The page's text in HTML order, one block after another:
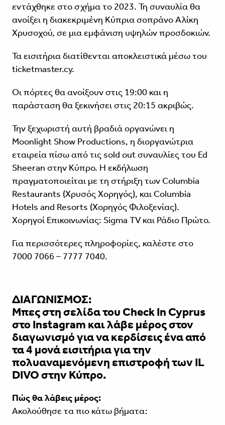
εντάχθηκε στο σχήμα το 2023. Τη συναυλία θα
ανοίξει η διακεκριμένη Κύπρια σοπράνο Αλίκη
Χρυσοχού, σε μια εμφάνιση υψηλών προσδοκιών.
Τα εισιτήρια διατίθενται αποκλειστικά μέσω του
ticketmaster.cy.
Οι πόρτες θα ανοίξουν στις 19:00 και η
παράσταση θα ξεκινήσει στις 20:15 ακριβώς.
Την ξεχωριστή αυτή βραδιά οργανώνει η
Moonlight Show Productions, η διοργανώτρια
εταιρεία πίσω από τις sold out συναυλίες του Ed
Sheeran στην Κύπρο. Η εκδήλωση
πραγματοποιείται με τη στήριξη των Columbia
Restaurants (Χρυσός Χορηγός), και Columbia
Hotels and Resorts (Χορηγός Φιλοξενίας).
Χορηγοί Επικοινωνίας: Sigma TV και Ράδιο Πρώτο.
Για περισσότερες πληροφορίες, καλέστε στο
7000 7066 – 7777 7040.
ΔΙΑΓΩΝΙΣΜΟΣ:
Μπες στη σελίδα του Check In Cyprus
στο Instagram και λάβε μέρος στον
διαγωνισμό για να κερδίσεις ένα από
τα 4 μονά εισιτήρια για την
πολυαναμενόμενη επιστροφή των IL
DIVO στην Κύπρο.
Πώς θα λάβεις μέρος:
Ακολούθησε τα πιο κάτω βήματα: